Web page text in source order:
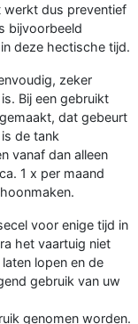
dus preventief
bijvoorbeeld
deze hectische tijd.
zeker
Bij een gebruikt
dat gebeurt
de tank
vanaf dan alleen
1 x per maand
voor enige tijd in
het vaartuig niet
lopen en de
gebruik van uw
genomen worden.